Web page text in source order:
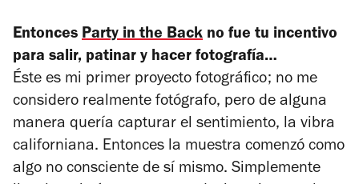
Entonces Party in the Back no fue tu incentivo
para salir, patinar y hacer fotografía…
Éste es mi primer proyecto fotográfico; no me
considero realmente fotógrafo, pero de alguna
manera quería capturar el sentimiento, la vibra
californiana. Entonces la muestra comenzó como
algo no consciente de sí mismo. Simplemente